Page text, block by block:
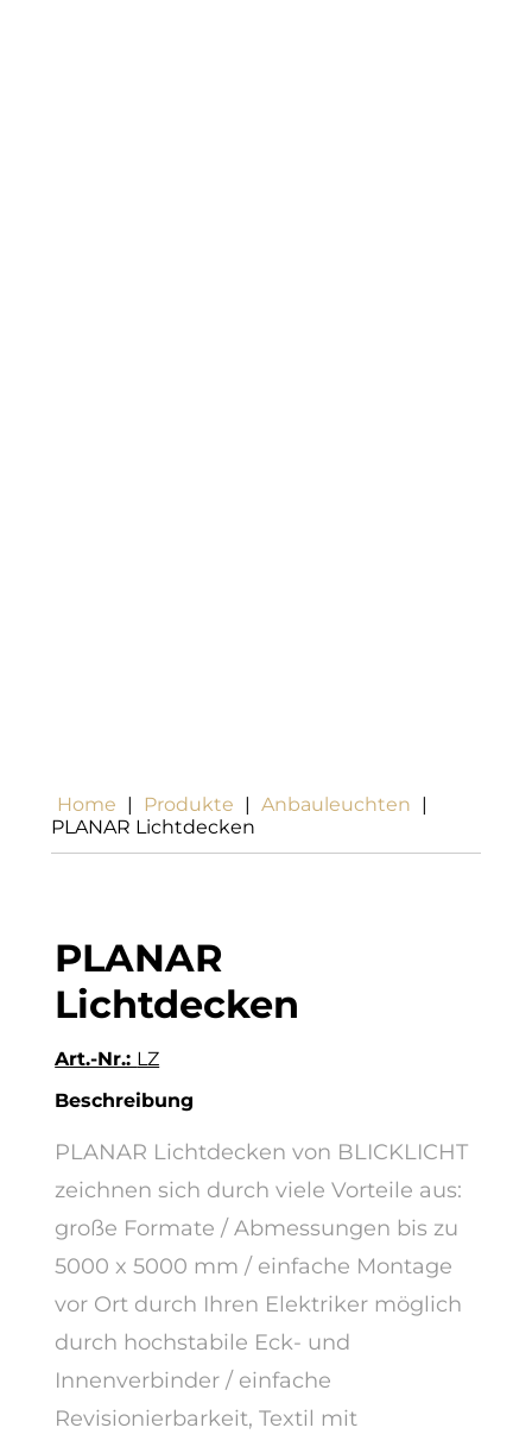
Home | Produkte | Anbauleuchten
|
PLANAR Lichtdecken
PLANAR
Lichtdecken
Art.-Nr.: LZ
Beschreibung
PLANAR Lichtdecken von BLICKLICHT
zeichnen sich durch viele Vorteile aus:
große Formate / Abmessungen bis zu
5000 x 5000 mm / einfache Montage
vor Ort durch Ihren Elektriker möglich
durch hochstabile Eck- und
Innenverbinder / einfache
Revisionierbarkeit, Textil mit